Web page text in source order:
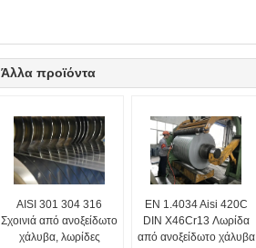
Άλλα προϊόντα
AISI 301 304 316
Σχοινιά από ανοξείδωτο
χάλυβα, λωρίδες
EN 1.4034 Aisi 420C
DIN X46Cr13 Λωρίδα
από ανοξείδωτο χάλυβα